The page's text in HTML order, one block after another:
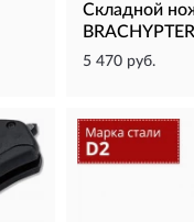
Складной
5 470 руб.